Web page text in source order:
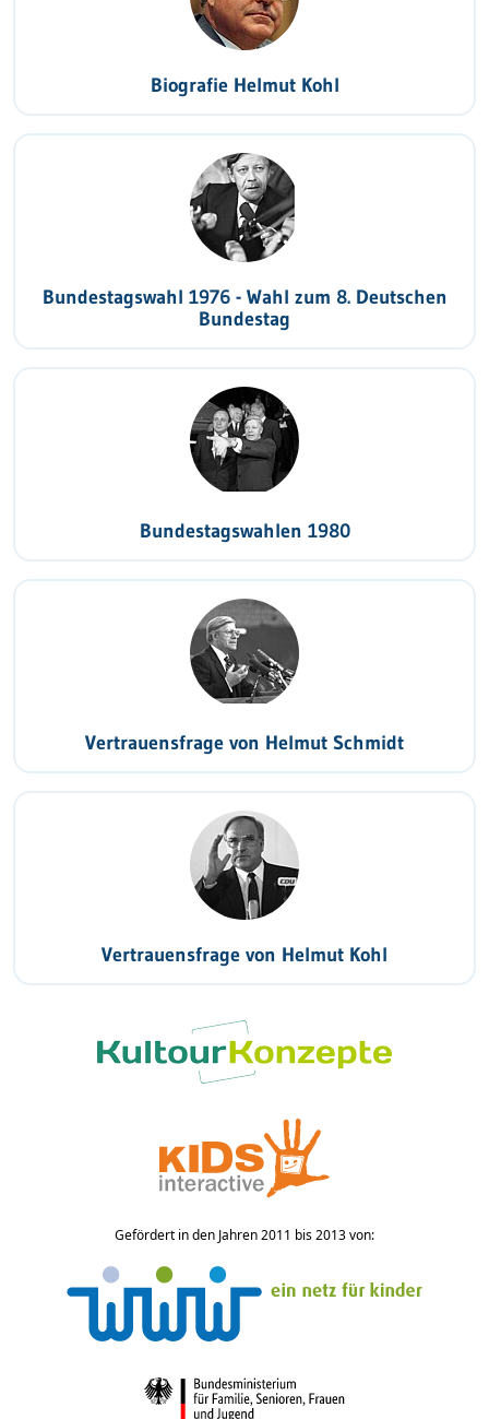
Biografie Helmut Kohl
Bundestagswahl 1976 - Wahl zum 8. Deutschen
Bundestag
Bundestagswahlen 1980
Vertrauensfrage von Helmut Schmidt
Vertrauensfrage von Helmut Kohl
Gefördert in den Jahren 2011 bis 2013 von: